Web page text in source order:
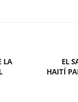
LA
EL
HAITÍ